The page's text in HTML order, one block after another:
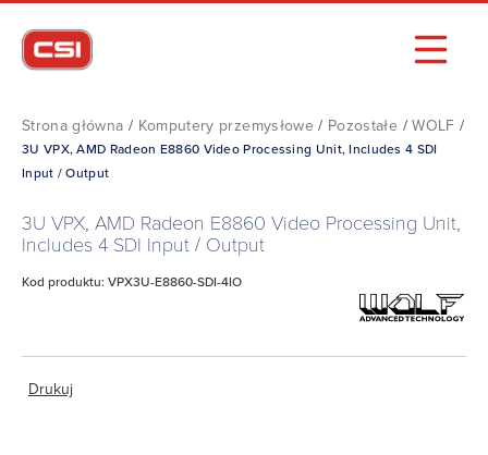
Strona główna / Komputery przemysłowe / Pozostałe /WOLF /
3U VPX, AMD Radeon E8860 Video Processing Unit, Includes 4 SDI
Input / Output
3U VPX, AMD Radeon E8860 Video Processing Unit,
Includes 4 SDI Input / Output
Kod produktu: VPX3U-E8860-SDI-4IO
Drukuj